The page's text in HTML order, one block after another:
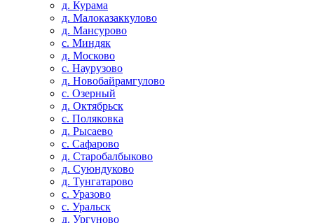
д. Курама
д. Малоказаккулово
д. Мансурово
с. Миндяк
д. Москово
с. Наурузово
д. Новобайрамгулово
с. Озерный
д. Октябрьск
с. Поляковка
д. Рысаево
с. Сафарово
д. Старобалбыково
д. Суюндуково
д. Тунгатарово
с. Уразово
с. Уральск
д. Ургуново